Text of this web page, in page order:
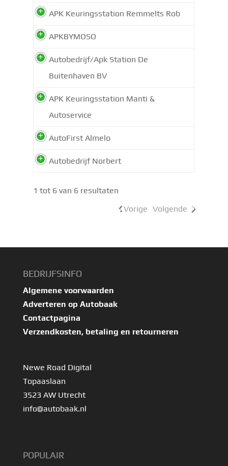
APK Keuringsstation Remmelts Rob
APKBYMOSO
Autobedrijf/Apk Station De
Buitenhaven BV
APK Keuringsstation Manti &
Autoservice
AutoFirst Almelo
Autobedrijf Norbert
1 tot 6 van 6 resultaten
Vorige Volgende
BEDRIJFSINFO
Algemene voorwaarden
Adverteren op Autobaak
Contactpagina
Verzendkosten, betaling en retourneren
Newe Road Digital
Topaaslaan
3523 AW Utrecht
info@autobaak.nl
POPULAIR